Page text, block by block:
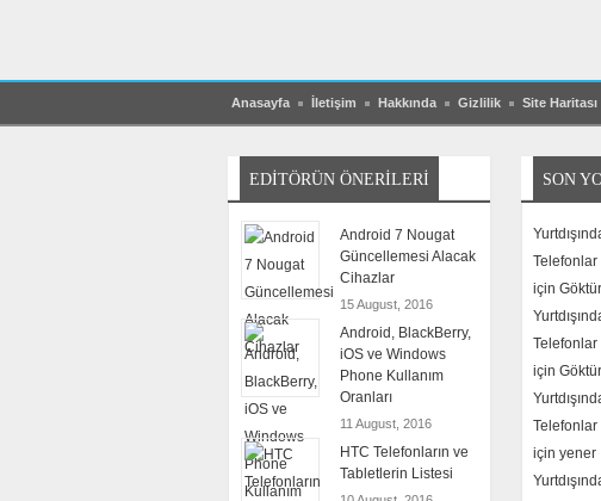
Anasayfa İletişim Hakkında Gizlilik Site Haritası
EDITÖRÜN ÖNERILERI
Android 7 Nougat
Güncellemesi Alacak
Cihazlar
15 August, 2016
Android, BlackBerry,
iOS ve Windows
Phone Kullanım
Oranları
11 August, 2016
HTC Telefonların ve
Tabletlerin Listesi
SON
Telefonlar
için
Telefonlar
için
Telefonlar
için yener